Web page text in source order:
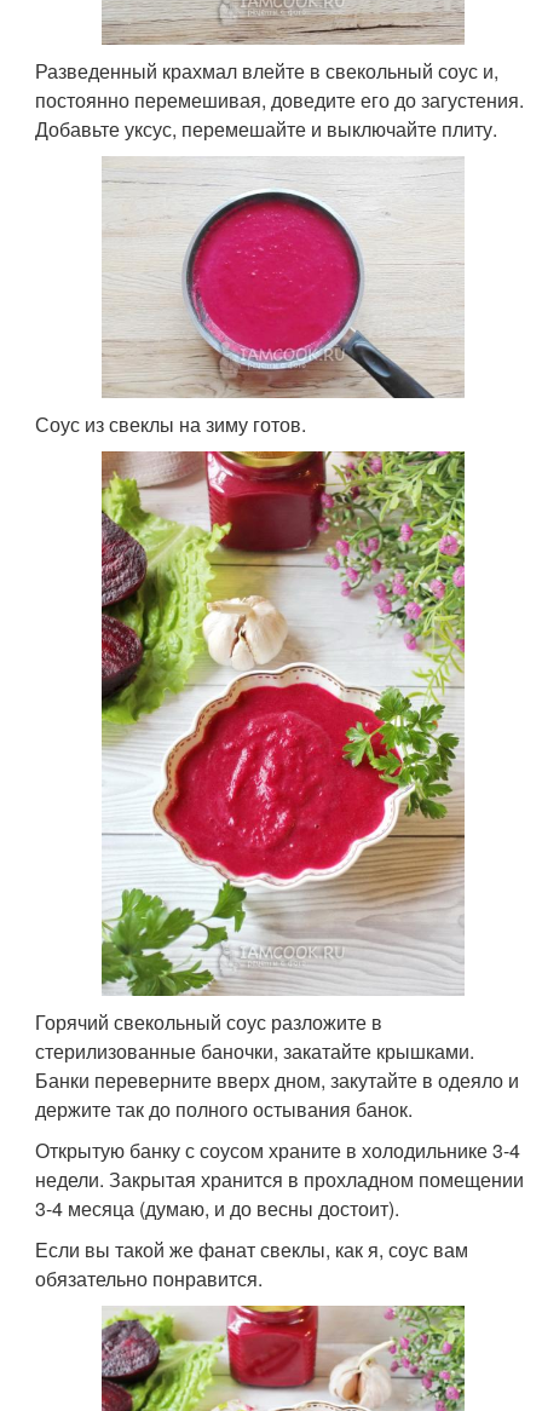
Разведенный крахмал влейте в свекольный соус и,
постоянно перемешивая, доведите его до загустения.
Добавьте уксус, перемешайте и выключайте плиту.
Соус из свеклы на зиму готов.
Горячий свекольный соус разложите в
стерилизованные баночки, закатайте крышками.
Банки переверните вверх дном, закутайте в одеяло и
держите так до полного остывания банок.
Открытую банку с соусом храните в холодильнике 3-4
недели. Закрытая хранится в прохладном помещении
3-4 месяца (думаю, и до весны достоит).
Если вы такой же фанат свеклы, как я, соус вам
обязательно понравится.